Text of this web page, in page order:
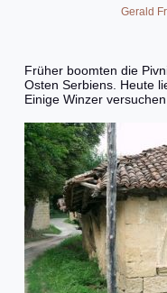
Gerald
Früher boomten die
Osten Serbiens. Heute
Einige Winzer